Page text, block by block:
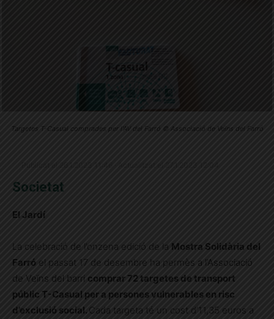
Targetes T-Casual comprades per l'AV del Farró © Associació de Veïns del Farró
Societat
El Jardí
La celebració de l’onzena edició de la Mostra Solidària del
Farró el passat 17 de desembre ha permès a l’Associació
de Veïns del barri comprar 72 targetes de transport
públic T-Casual per a persones vulnerables en risc
d’exclusió social. Cada targeta té un cost d’11,35 euros a